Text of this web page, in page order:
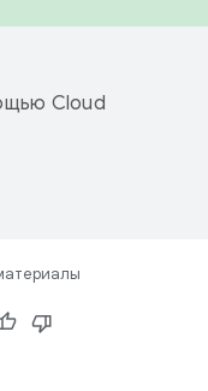
Cloud